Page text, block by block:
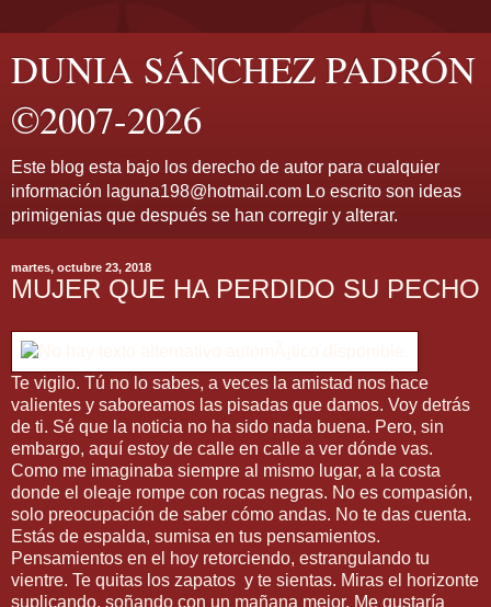
DUNIA SÁNCHEZ PADRÓN
©2007-2026
Este blog esta bajo los derecho de autor para cualquier
información laguna198@hotmail.com Lo escrito son ideas
primigenias que después se han corregir y alterar.
martes, octubre 23, 2018
MUJER QUE HA PERDIDO SU PECHO
Te vigilo. Tú no lo sabes, a veces la amistad nos hace
valientes y saboreamos las pisadas que damos. Voy detrás
de ti. Sé que la noticia no ha sido nada buena. Pero, sin
embargo, aquí estoy de calle en calle a ver dónde vas.
Como me imaginaba siempre al mismo lugar, a la costa
donde el oleaje rompe con rocas negras. No es compasión,
solo preocupación de saber cómo andas. No te das cuenta.
Estás de espalda, sumisa en tus pensamientos.
Pensamientos en el hoy retorciendo, estrangulando tu
vientre. Te quitas los zapatos y te sientas. Miras el horizonte
suplicando, soñando con un mañana mejor. Me gustaría